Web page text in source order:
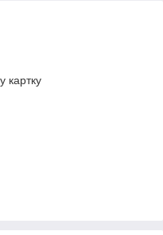
картку